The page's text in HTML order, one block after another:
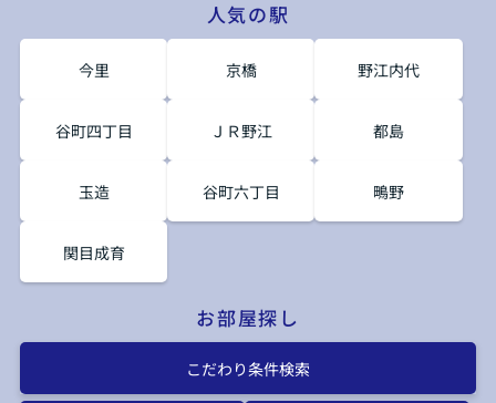
人気の駅
今里 京橋 野江内代
谷町四丁目 ＪＲ野江 都島
玉造 谷町六丁目 鴫野
関目成育
お部屋探し
こだわり条件検索